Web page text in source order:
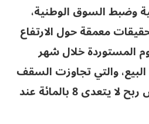
وضبط السوق الوطنية،
معمقة حول الارتفاع
المستوردة خلال شهر
والتي تجاوزت السقف
القانوني المحدد بهامش ربح لا يتعدى 8 بالمائة عند